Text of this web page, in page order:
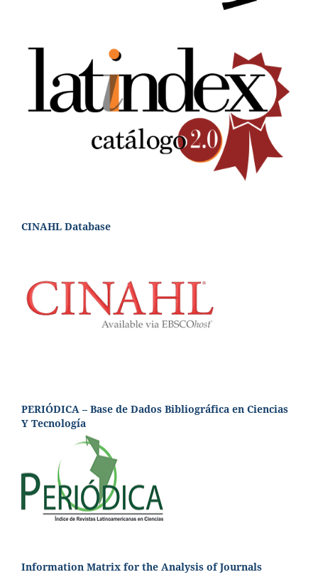
CINAHL Database
PERIÓDICA – Base de Dados Bibliográfica en Ciencias
Y Tecnología
Information Matrix for the Analysis of Journals